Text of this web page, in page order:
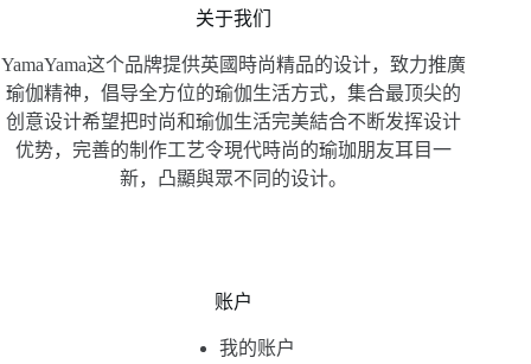
关于我们
YamaYama这个品牌提供英國時尚精品的设计，致力推廣
瑜伽精神，倡导全方位的瑜伽生活方式，集合最顶尖的
创意设计希望把时尚和瑜伽生活完美結合不断发挥设计
优势，完善的制作工艺令現代時尚的瑜珈朋友耳目一
新，凸顯與眾不同的设计。
账户
我的账户